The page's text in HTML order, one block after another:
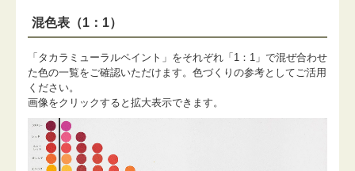
混色表（1：1）
「タカラミューラルペイント」をそれぞれ「1：1」で混ぜ合わせ
た色の一覧をご確認いただけます。色づくりの参考としてご活用
ください。
画像をクリックすると拡大表示できます。